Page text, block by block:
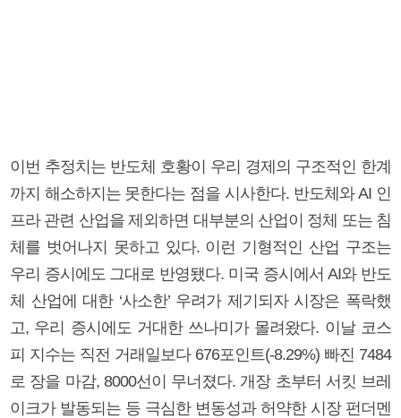
이번 추정치는 반도체 호황이 우리 경제의 구조적인 한계
까지 해소하지는 못한다는 점을 시사한다. 반도체와 AI 인
프라 관련 산업을 제외하면 대부분의 산업이 정체 또는 침
체를 벗어나지 못하고 있다. 이런 기형적인 산업 구조는
우리 증시에도 그대로 반영됐다. 미국 증시에서 AI와 반도
체 산업에 대한 ‘사소한’ 우려가 제기되자 시장은 폭락했
고, 우리 증시에도 거대한 쓰나미가 몰려왔다. 이날 코스
피 지수는 직전 거래일보다 676포인트(-8.29%) 빠진 7484
로 장을 마감, 8000선이 무너졌다. 개장 초부터 서킷 브레
이크가 발동되는 등 극심한 변동성과 허약한 시장 펀더멘